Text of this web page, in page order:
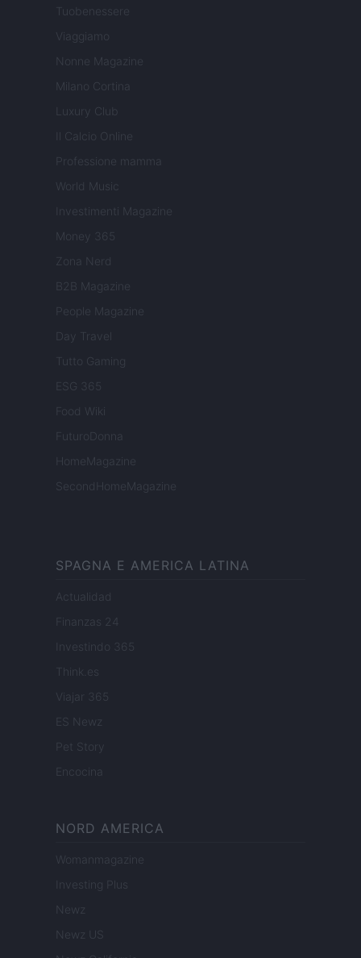
Tuobenessere
Viaggiamo
Nonne Magazine
Milano Cortina
Luxury Club
Il Calcio Online
Professione mamma
World Music
Investimenti Magazine
Money 365
Zona Nerd
B2B Magazine
People Magazine
Day Travel
Tutto Gaming
ESG 365
Food Wiki
FuturoDonna
HomeMagazine
SecondHomeMagazine
SPAGNA E AMERICA LATINA
Actualidad
Finanzas 24
Investindo 365
Think.es
Viajar 365
ES Newz
Pet Story
Encocina
NORD AMERICA
Womanmagazine
Investing Plus
Newz
Newz US